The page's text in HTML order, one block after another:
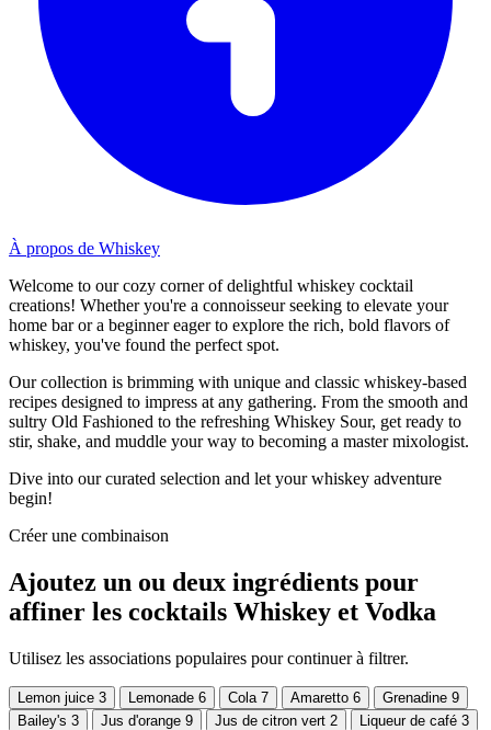
À propos de Whiskey
Welcome to our cozy corner of delightful whiskey cocktail
creations! Whether you're a connoisseur seeking to elevate your
home bar or a beginner eager to explore the rich, bold flavors of
whiskey, you've found the perfect spot.
Our collection is brimming with unique and classic whiskey-based
recipes designed to impress at any gathering. From the smooth and
sultry Old Fashioned to the refreshing Whiskey Sour, get ready to
stir, shake, and muddle your way to becoming a master mixologist.
Dive into our curated selection and let your whiskey adventure
begin!
Créer une combinaison
Ajoutez un ou deux ingrédients pour
affiner les cocktails Whiskey et Vodka
Utilisez les associations populaires pour continuer à filtrer.
Lemon juice 3 Lemonade 6 Cola 7 Amaretto 6 Grenadine 9
Bailey's 3 Jus d'orange 9 Jus de citron vert 2 Liqueur de café 3